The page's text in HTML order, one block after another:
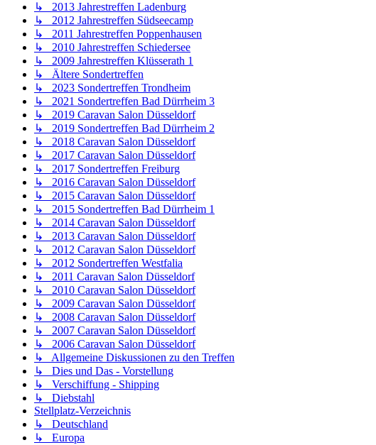
↳ 2013 Jahrestreffen Ladenburg
↳ 2012 Jahrestreffen Südseecamp
↳ 2011 Jahrestreffen Poppenhausen
↳ 2010 Jahrestreffen Schiedersee
↳ 2009 Jahrestreffen Klüsserath 1
↳ Ältere Sondertreffen
↳ 2023 Sondertreffen Trondheim
↳ 2021 Sondertreffen Bad Dürrheim 3
↳ 2019 Caravan Salon Düsseldorf
↳ 2019 Sondertreffen Bad Dürrheim 2
↳ 2018 Caravan Salon Düsseldorf
↳ 2017 Caravan Salon Düsseldorf
↳ 2017 Sondertreffen Freiburg
↳ 2016 Caravan Salon Düsseldorf
↳ 2015 Caravan Salon Düsseldorf
↳ 2015 Sondertreffen Bad Dürrheim 1
↳ 2014 Caravan Salon Düsseldorf
↳ 2013 Caravan Salon Düsseldorf
↳ 2012 Caravan Salon Düsseldorf
↳ 2012 Sondertreffen Westfalia
↳ 2011 Caravan Salon Düsseldorf
↳ 2010 Caravan Salon Düsseldorf
↳ 2009 Caravan Salon Düsseldorf
↳ 2008 Caravan Salon Düsseldorf
↳ 2007 Caravan Salon Düsseldorf
↳ 2006 Caravan Salon Düsseldorf
↳ Allgemeine Diskussionen zu den Treffen
↳ Dies und Das - Vorstellung
↳ Verschiffung - Shipping
↳ Diebstahl
Stellplatz-Verzeichnis
↳ Deutschland
↳ Europa